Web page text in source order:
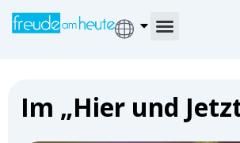
Im „Hier und